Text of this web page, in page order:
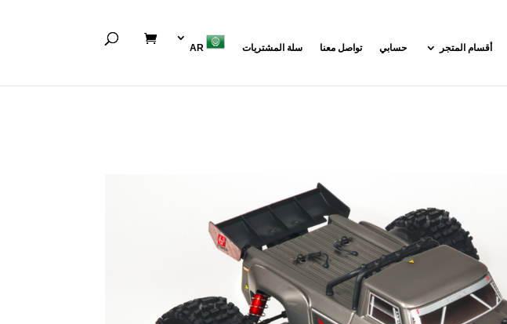
أقسام المتجر حسابي تواصل معنا سلة المشتريات AR